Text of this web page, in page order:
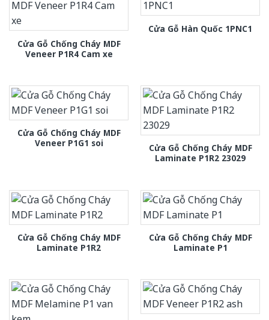
Cửa Gỗ Chống Cháy MDF
Veneer P1R4 Cam xe
Cửa Gỗ Hàn Quốc 1PNC1
Cửa Gỗ Chống Cháy MDF
Veneer P1G1 soi
Cửa Gỗ Chống Cháy MDF
Laminate P1R2 23029
Cửa Gỗ Chống Cháy MDF
Laminate P1R2
Cửa Gỗ Chống Cháy MDF
Laminate P1